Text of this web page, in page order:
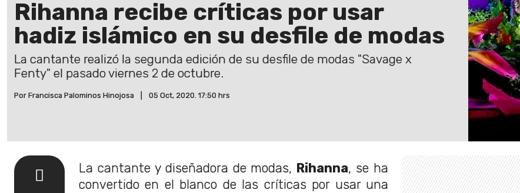
Rihanna recibe críticas por usar
hadiz islámico en su desfile de modas
La cantante realizó la segunda edición de su desfile de modas "Savage x
Fenty" el pasado viernes 2 de octubre.
Por Francisca Palominos Hinojosa 05 Oct, 2020. 17:50 hrs
La cantante y diseñadora de modas, Rihanna, se ha
convertido en el blanco de las críticas por usar una